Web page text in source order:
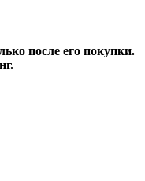
после его покупки.